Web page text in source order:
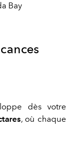
Bay
dès votre
, où chaque